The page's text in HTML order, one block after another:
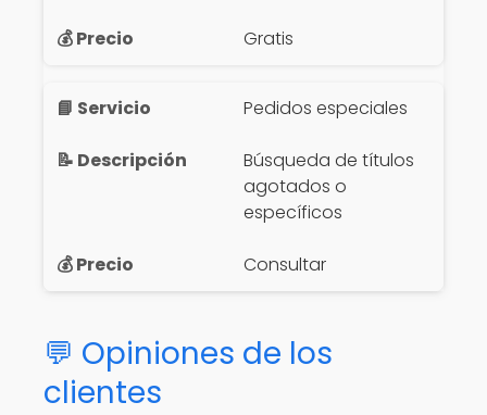
Gratis
Pedidos especiales
Búsqueda de títulos
agotados o
específicos
Consultar
💬 Opiniones de los
clientes